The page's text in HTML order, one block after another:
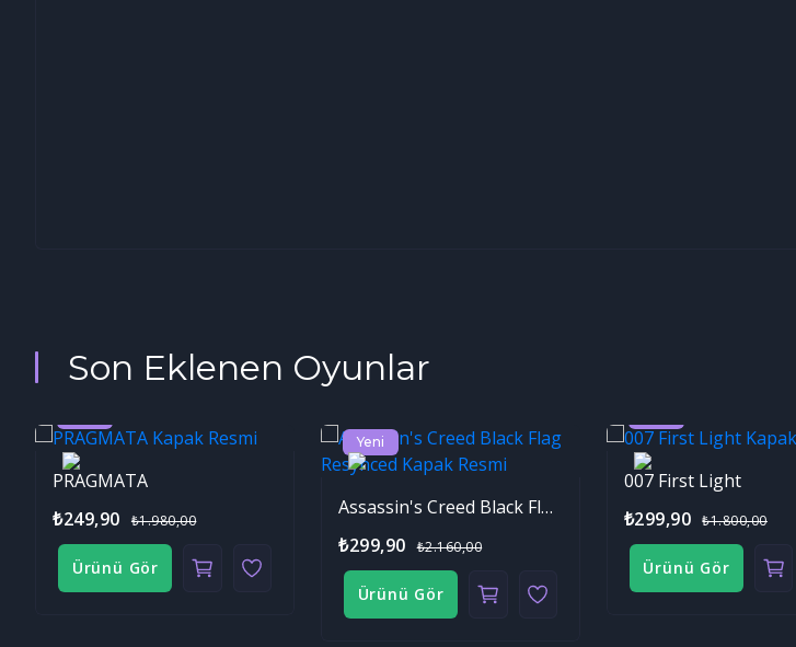
Son Eklenen Oyunlar
PRAGMATA
₺249,90
₺1.980,00
Ürünü Gör
Yeni
Assassin's Creed Black Flag Resynced
₺299,90
₺2.160,00
Ürünü Gör
007 First Light
₺299,90
₺1.800,00
Ürünü Gör